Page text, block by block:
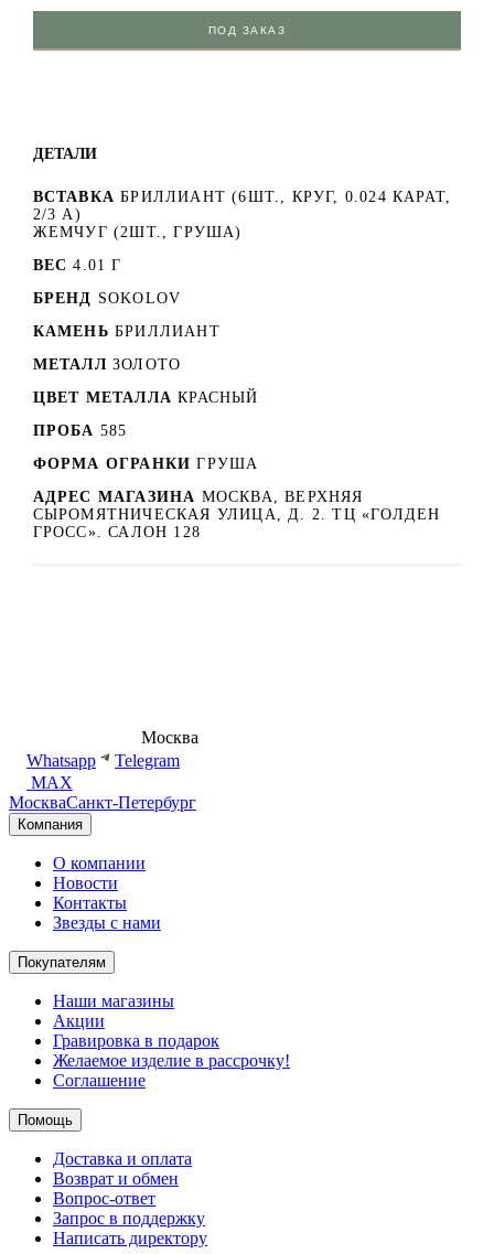
ПОД ЗАКАЗ
ДЕТАЛИ
ВСТАВКА БРИЛЛИАНТ (6ШТ., КРУГ, 0.024 КАРАТ,
2/3 А)
ЖЕМЧУГ (2ШТ., ГРУША)
ВЕС 4.01 Г
БРЕНД SOKOLOV
КАМЕНЬ БРИЛЛИАНТ
МЕТАЛЛ ЗОЛОТО
ЦВЕТ МЕТАЛЛА КРАСНЫЙ
ПРОБА 585
ФОРМА ОГРАНКИ ГРУША
АДРЕС МАГАЗИНА МОСКВА, ВЕРХНЯЯ
СЫРОМЯТНИЧЕСКАЯ УЛИЦА, Д. 2. ТЦ «ГОЛДЕН
ГРОСС». САЛОН 128
Москва
Whatsapp
Telegram
MAX
МоскваСанкт-Петербург
Компания
О компании
Новости
Контакты
Звезды с нами
Покупателям
Наши магазины
Акции
Гравировка в подарок
Желаемое изделие в рассрочку!
Соглашение
Помощь
Доставка и оплата
Возврат и обмен
Вопрос-ответ
Запрос в поддержку
Написать директору